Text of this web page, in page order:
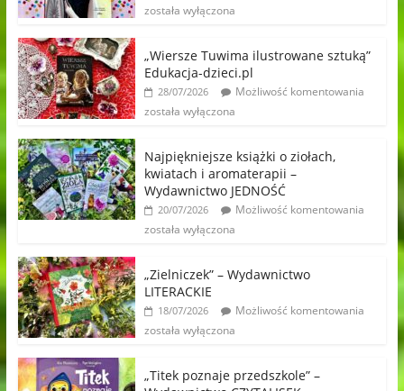
została wyłączona
„Wiersze Tuwima ilustrowane sztuką”
Edukacja-dzieci.pl
28/07/2026
Możliwość komentowania
została wyłączona
Najpiękniejsze książki o ziołach,
kwiatach i aromaterapii –
Wydawnictwo JEDNOŚĆ
20/07/2026
Możliwość komentowania
została wyłączona
„Zielniczek” – Wydawnictwo
LITERACKIE
18/07/2026
Możliwość komentowania
została wyłączona
„Titek poznaje przedszkole” –